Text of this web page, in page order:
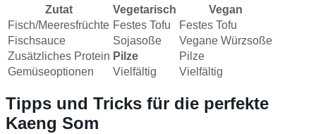
Zutat Vegetarisch
Vegan
Fisch/Meeresfrüchte Festes Tofu
Festes Tofu
Fischsauce
Sojasoße
Vegane Würzsoße
Zusätzliches Protein Pilze
Pilze
Gemüseoptionen
Vielfältig Vielfältig
Tipps und Tricks für die perfekte
Kaeng Som